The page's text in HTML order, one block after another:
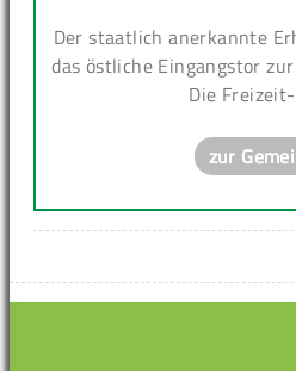
Der staatlich anerkannte
das östliche Eingangstor
Die
zur